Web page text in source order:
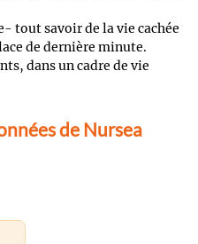
tout savoir de la vie cachée
de dernière minute.
dans un cadre de vie
de Nursea